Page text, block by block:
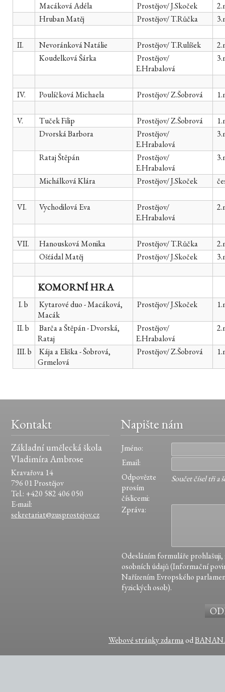
Macáková Adéla
Prostějov/ J.Skoček
Hruban Matěj
Prostějov/ T.Růčka
II. Nevoránková Natálie Prostějov/ T.Rulíšek
Koudelková Šárka
Prostějov/
E.Hrabalová
IV. Poulíčková Michaela Prostějov/ Z.Šobrová
V. Tuček Filip Prostějov/ Z.Šobrová
Dvorská Barbora
Prostějov/
E.Hrabalová
Rataj Štěpán
Prostějov/
E.Hrabalová
Michálková Klára Prostějov/ J.Skoček
VI. Vychodilová Eva
Prostějov/
E.Hrabalová
VII. Hanousková Monika Prostějov/ T.Růčka
Ošťádal Matěj
Prostějov/ J.Skoček
KOMORNÍ HRA
I. b
Kytarové duo - Macáková,
Macák
Prostějov/ J.Skoček
II. b
Barča a Štěpán - Dvorská,
Rataj
Prostějov/
E.Hrabalová
III. b
Kája a Eliška - Šobrová,
Grmelová
Prostějov/ Z.Šobrová
Kontakt Napište nám
Základní umělecká škola
Vladimíra Ambrose
Kravařova 14
796 01 Prostějov
Tel.: +420 582 406 050
E-mail:
sekretariat@zusprostejov.cz
Jméno:
Email:
Odpovězte
prosím
číslicemi:
Součet čísel tři a
Zpráva:
Odesláním formuláře prohlašuji,
osobních údajů (Informační
Nařízením Evropského
fyzických osob).
Webové stránky zdarmaod